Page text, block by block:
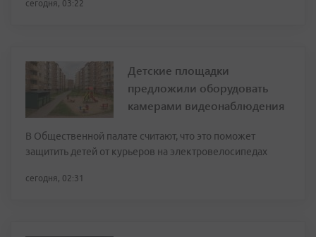
сегодня, 03:22
Детские площадки
предложили оборудовать
камерами видеонаблюдения
В Общественной палате считают, что это поможет
защитить детей от курьеров на электровелосипедах
сегодня, 02:31